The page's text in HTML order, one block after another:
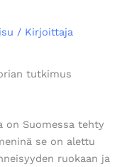
/ Kirjoittaja
tutkimus
on Suomessa tehty
se on alettu
ruokaan ja